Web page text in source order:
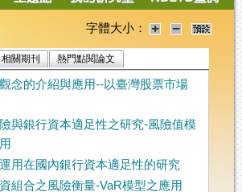
字體大小：
相關期刊 熱門點閱論文
念的介紹與應用--以臺灣股票市場
與銀行資本適足性之研究-風險值模
用在國內銀行資本適足性的研究
組合之風險衡量-VaR模型之應用